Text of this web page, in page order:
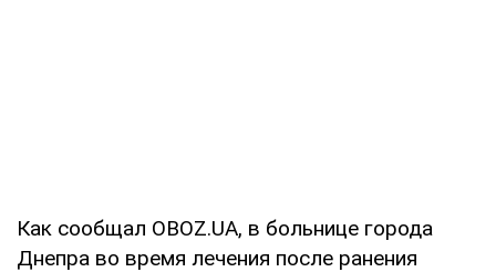
Как сообщал OBOZ.UA, в больнице города
Днепра во время лечения после ранения